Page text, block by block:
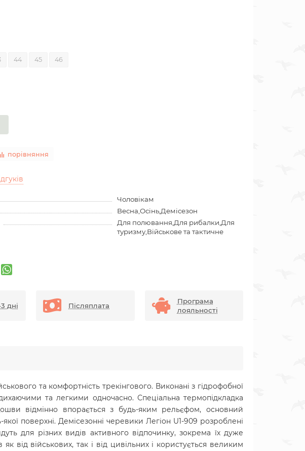
44 45 46
порівняння
Чоловікам
Весна,Осінь,Демісезон
Для полювання,Для рибалки,Для
туризму,Військове та тактичне
дні Післяплата
Програма
лояльності
та комфортність трекінгового. Виконані з гідрофобної
та легкими одночасно. Спеціальна термопідкладка
відмінно впорається з будь-яким рельєфом, основний
поверхні. Демісезонні черевики Легіон U1-909 розроблені
для різних видів активного відпочинку, зокрема їх дуже
від військових, так і від цивільних і користується великим